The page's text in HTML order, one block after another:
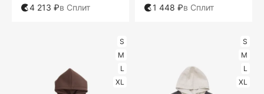
4 213 ₽в Сплит
1 448 ₽в Сплит
S
M
L
XL
S
M
L
XL